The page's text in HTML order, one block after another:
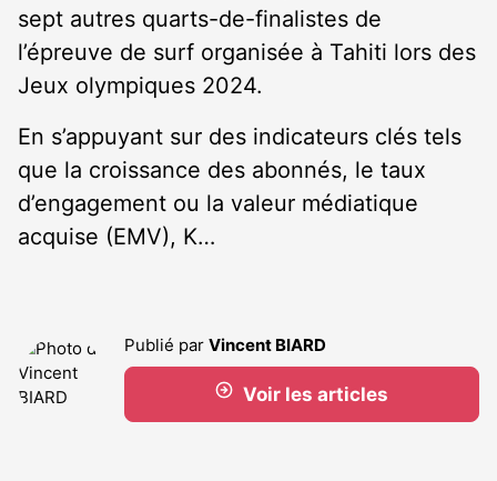
sept autres quarts-de-finalistes de
l’épreuve de surf organisée à Tahiti lors des
Jeux olympiques 2024.
En s’appuyant sur des indicateurs clés tels
que la croissance des abonnés, le taux
d’engagement ou la valeur médiatique
acquise (EMV), K…
Publié par Vincent BIARD
Voir les articles